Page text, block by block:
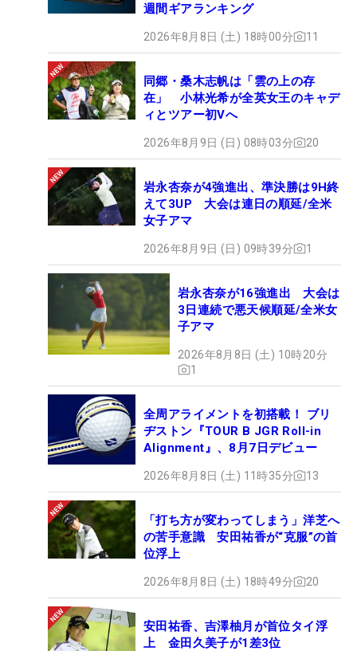
週間ギアランキング
2026年8月8日 (土) 18時00分 11
同郷・桑木志帆は「雲の上の存
在」 小林光希が全英女王のキャデ
ィとツアー初Vへ
2026年8月9日 (日) 08時03分 20
岩永杏奈が4強進出、準決勝は9H終
えて3UP 大会は連日の順延/全米
女子アマ
2026年8月9日 (日) 09時39分 1
岩永杏奈が16強進出 大会は
3日連続で悪天候順延/全米女
子アマ
2026年8月8日 (土) 10時20分
1
全周アライメントを初搭載！ ブリ
ヂストン『TOUR B JGR Roll-in
Alignment』、8月7日デビュー
2026年8月8日 (土) 11時35分 13
「打ち方が変わってしまう」洋芝へ
の苦手意識 安田祐香が“克服”の首
位浮上
2026年8月8日 (土) 18時49分 20
安田祐香、吉澤柚月が首位タイ浮
上 金田久美子が1差3位